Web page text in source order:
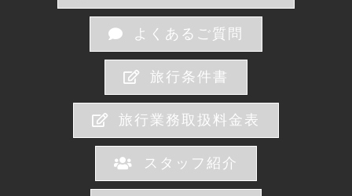
よくあるご質問
旅行条件書
旅行業務取扱料金表
スタッフ紹介